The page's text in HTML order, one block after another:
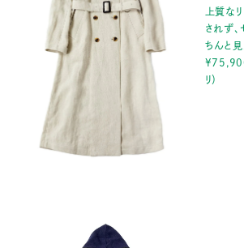
上質な
されず、
ちんと見
¥75,900
リ）